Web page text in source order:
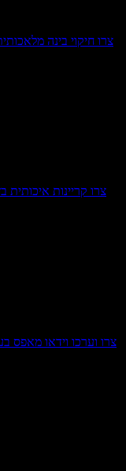
צרו חיקוי בינה
צרו קריינות
צרו וערכו וידאו מאפס